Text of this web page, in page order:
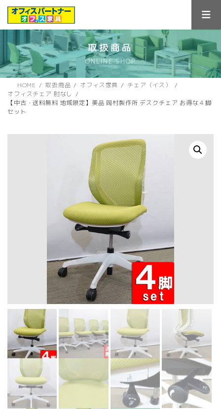
ス
キ
ン
に
取扱商品
ONLINE SHOP
HOME 取扱商品 オフィス家具
チェア（イス）
オフィスチェア 肘なし
【中古・送料無料 地域限定】美品 岡村製作所 デスクチェア お得な４脚
セット